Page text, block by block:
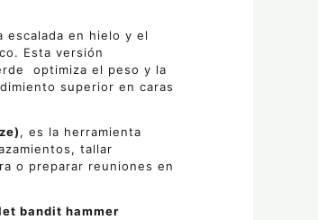
escalada en hielo y el
Esta versión
optimiza el peso y la
superior en caras
, es la herramienta
tallar
o preparar reuniones en
bandit hammer